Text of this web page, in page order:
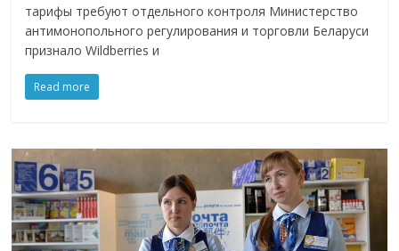
тарифы требуют отдельного контроля Министерство
антимонопольного регулирования и торговли Беларуси
признало Wildberries и
Read more